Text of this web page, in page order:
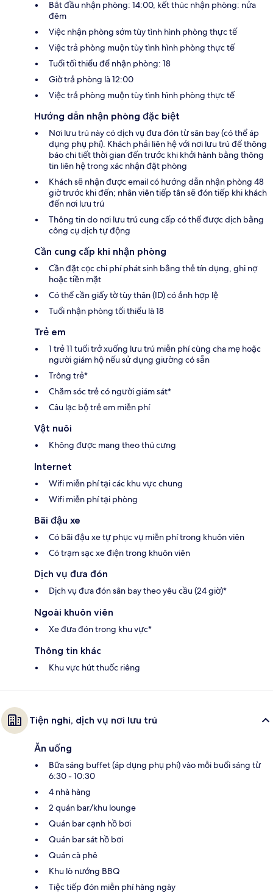
Bắt đầu nhận phòng: 14:00, kết thúc nhận phòng: nửa
đêm
Việc nhận phòng sớm tùy tình hình phòng thực tế
Việc trả phòng muộn tùy tình hình phòng thực tế
Tuổi tối thiểu để nhận phòng: 18
Giờ trả phòng là 12:00
Việc trả phòng muộn tùy tình hình phòng thực tế
Hướng dẫn nhận phòng đặc biệt
Nơi lưu trú này có dịch vụ đưa đón từ sân bay (có thể áp
dụng phụ phí). Khách phải liên hệ với nơi lưu trú để thông
báo chi tiết thời gian đến trước khi khởi hành bằng thông
tin liên hệ trong xác nhận đặt phòng
Khách sẽ nhận được email có hướng dẫn nhận phòng 48
giờ trước khi đến; nhân viên tiếp tân sẽ đón tiếp khi khách
đến nơi lưu trú
Thông tin do nơi lưu trú cung cấp có thể được dịch bằng
công cụ dịch tự động
Cần cung cấp khi nhận phòng
Cần đặt cọc chi phí phát sinh bằng thẻ tín dụng, ghi nợ
hoặc tiền mặt
Có thể cần giấy tờ tùy thân (ID) có ảnh hợp lệ
Tuổi nhận phòng tối thiểu là 18
Trẻ em
1 trẻ 11 tuổi trở xuống lưu trú miễn phí cùng cha mẹ hoặc
người giám hộ nếu sử dụng giường có sẵn
Trông trẻ*
Chăm sóc trẻ có người giám sát*
Câu lạc bộ trẻ em miễn phí
Vật nuôi
Không được mang theo thú cưng
Internet
Wifi miễn phí tại các khu vực chung
Wifi miễn phí tại phòng
Bãi đậu xe
Có bãi đậu xe tự phục vụ miễn phí trong khuôn viên
Có trạm sạc xe điện trong khuôn viên
Dịch vụ đưa đón
Dịch vụ đưa đón sân bay theo yêu cầu (24 giờ)*
Ngoài khuôn viên
Xe đưa đón trong khu vực*
Thông tin khác
Khu vực hút thuốc riêng
Tiện nghi, dịch vụ nơi lưu trú
Ăn uống
Bữa sáng buffet (áp dụng phụ phí) vào mỗi buổi sáng từ
6:30 - 10:30
4 nhà hàng
2 quán bar/khu lounge
Quán bar cạnh hồ bơi
Quán bar sát hồ bơi
Quán cà phê
Khu lò nướng BBQ
Tiệc tiếp đón miễn phí hàng ngày